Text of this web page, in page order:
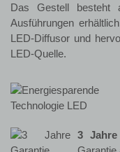
Das Gestell besteht
Ausführungen
LED-Diffusor und
LED-Quelle.
3 Jahre